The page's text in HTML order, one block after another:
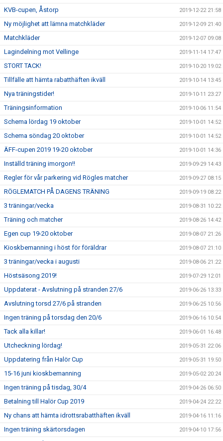
KVB-cupen, Åstorp 2019-12-22 21:58
Ny möjlighet att lämna matchkläder 2019-12-09 21:40
Matchkläder 2019-12-07 09:08
Lagindelning mot Vellinge 2019-11-14 17:47
STORT TACK! 2019-10-20 19:02
Tillfälle att hämta rabatthäften ikväll 2019-10-14 13:45
Nya träningstider! 2019-10-11 23:27
Träningsinformation 2019-10-06 11:54
Schema lördag 19 oktober 2019-10-01 14:52
Schema söndag 20 oktober 2019-10-01 14:52
ÄFF-cupen 2019 19-20 oktober 2019-10-01 14:36
Inställd träning imorgon!! 2019-09-29 14:43
Regler för vår parkering vid Rögles matcher 2019-09-27 08:15
RÖGLEMATCH PÅ DAGENS TRÄNING 2019-09-19 08:22
3 träningar/vecka 2019-08-31 10:22
Träning och matcher 2019-08-26 14:42
Egen cup 19-20 oktober 2019-08-07 21:26
Kioskbemanning i höst för föräldrar 2019-08-07 21:10
3 träningar/vecka i augusti 2019-08-06 21:22
Höstsäsong 2019! 2019-07-29 12:01
Uppdaterat - Avslutning på stranden 27/6 2019-06-26 13:33
Avslutning torsd 27/6 på stranden 2019-06-25 10:56
Ingen träning på torsdag den 20/6 2019-06-16 10:54
Tack alla killar! 2019-06-01 16:48
Utcheckning lördag! 2019-05-31 22:06
Uppdatering från Halör Cup 2019-05-31 19:50
15-16 juni kioskbemanning 2019-05-02 20:24
Ingen träning på tisdag, 30/4 2019-04-26 06:50
Betalning till Halör Cup 2019 2019-04-24 22:22
Ny chans att hämta idrottsrabatthäften ikväll 2019-04-16 11:16
Ingen träning skärtorsdagen 2019-04-10 17:56